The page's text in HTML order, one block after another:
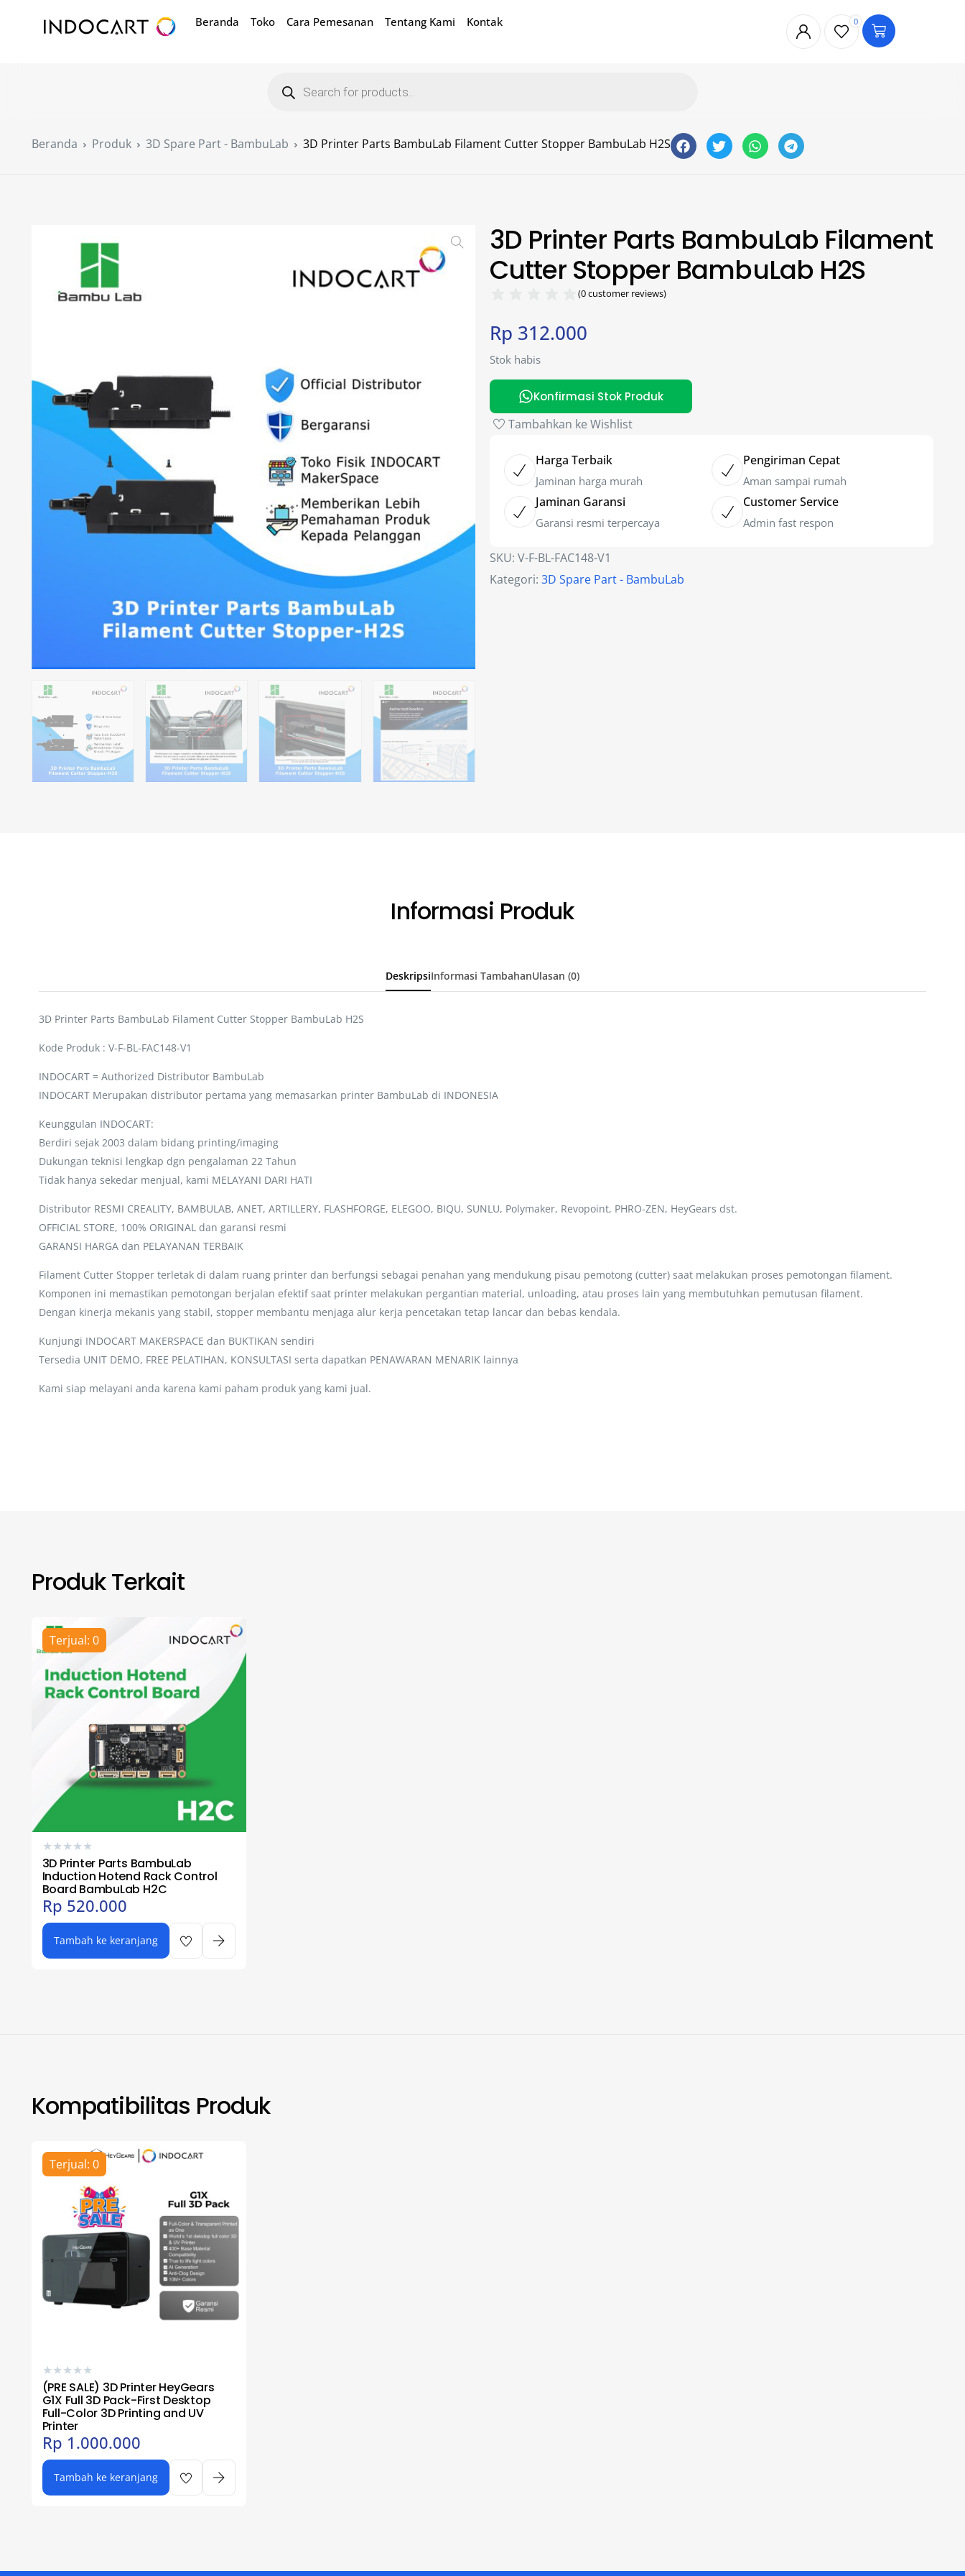
Beranda Toko Cara Pemesanan Tentang Kami Kontak 0
Beranda Produk 3D Spare Part - BambuLab 3D Printer Parts BambuLab Filament Cutter Stopper BambuLab H2S
3D Printer Parts BambuLab Filament
Cutter Stopper BambuLab H2S
(0customer reviews)
Rp 312.000
Stok habis
Konfirmasi Stok Produk
Tambahkan ke Wishlist
Harga Terbaik
Jaminan harga murah
Pengiriman Cepat
Aman sampai rumah
Jaminan Garansi
Garansi resmi terpercaya
Customer Service
Admin fast respon
SKU: V-F-BL-FAC148-V1
Kategori: 3D Spare Part - BambuLab
Informasi Produk
DeskripsiInformasi TambahanUlasan (0)
3D Printer Parts BambuLab Filament Cutter Stopper BambuLab H2S
Kode Produk : V-F-BL-FAC148-V1
INDOCART = Authorized Distributor BambuLab
INDOCART Merupakan distributor pertama yang memasarkan printer BambuLab di INDONESIA
Keunggulan INDOCART:
Berdiri sejak 2003 dalam bidang printing/imaging
Dukungan teknisi lengkap dgn pengalaman 22 Tahun
Tidak hanya sekedar menjual, kami MELAYANI DARI HATI
Distributor RESMI CREALITY, BAMBULAB, ANET, ARTILLERY, FLASHFORGE, ELEGOO, BIQU, SUNLU, Polymaker, Revopoint, PHRO-ZEN, HeyGears dst.
OFFICIAL STORE, 100% ORIGINAL dan garansi resmi
GARANSI HARGA dan PELAYANAN TERBAIK
Filament Cutter Stopper terletak di dalam ruang printer dan berfungsi sebagai penahan yang mendukung pisau pemotong (cutter) saat melakukan proses pemotongan filament.
Komponen ini memastikan pemotongan berjalan efektif saat printer melakukan pergantian material, unloading, atau proses lain yang membutuhkan pemutusan filament.
Dengan kinerja mekanis yang stabil, stopper membantu menjaga alur kerja pencetakan tetap lancar dan bebas kendala.
Kunjungi INDOCART MAKERSPACE dan BUKTIKAN sendiri
Tersedia UNIT DEMO, FREE PELATIHAN, KONSULTASI serta dapatkan PENAWARAN MENARIK lainnya
Kami siap melayani anda karena kami paham produk yang kami jual.
Produk Terkait
Terjual: 0
★★★★★
3D Printer Parts BambuLab
Induction Hotend Rack Control
Board BambuLab H2C
Rp 520.000
Tambah ke keranjang
Kompatibilitas Produk
Terjual: 0
★★★★★
(PRE SALE) 3D Printer HeyGears
G1X Full 3D Pack-First Desktop
Full-Color 3D Printing and UV
Printer
Rp 1.000.000
Tambah ke keranjang